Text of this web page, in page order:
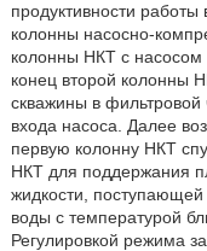
продуктивности
колонны насосно-
колонны НКТ с насосом
конец второй колонны
скважины в фильтровой
входа насоса. Далее
первую колонну НКТ
НКТ для поддержания
жидкости,
воды с температурой
Регулировкой режима